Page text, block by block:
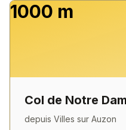
1000 m
Col de Notre
depuis Villes sur Auzon